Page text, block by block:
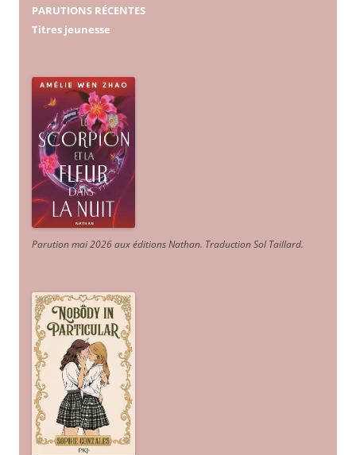
PARUTIONS RÉCENTES
Titres jeunesse
Parution mai 2026 aux éditions Nathan. Traduction Sol Taillard.